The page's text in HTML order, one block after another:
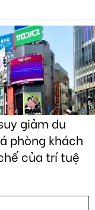
giảm du
phòng khách
của trí tuệ